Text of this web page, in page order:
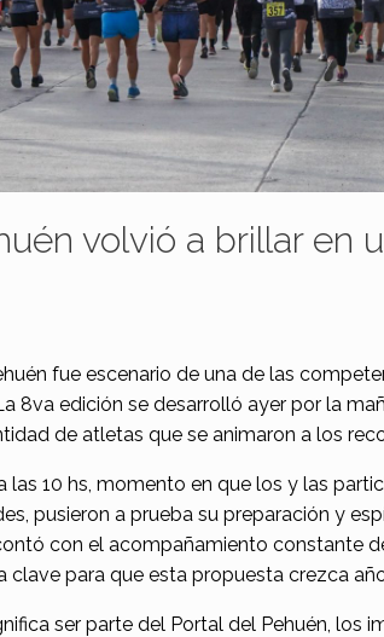
volvió a brillar en
fue escenario de una de las
8va edición se desarrolló ayer por la
de atletas que se animaron a los
las 10 hs, momento en que los y las
pusieron a prueba su preparación y
con el acompañamiento constante
clave para que esta propuesta crezca
ser parte del Portal del Pehuén, los